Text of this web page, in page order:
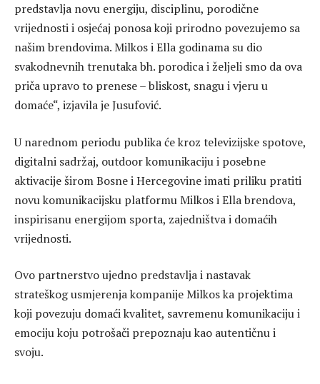
predstavlja novu energiju, disciplinu, porodične
vrijednosti i osjećaj ponosa koji prirodno povezujemo sa
našim brendovima. Milkos i Ella godinama su dio
svakodnevnih trenutaka bh. porodica i željeli smo da ova
priča upravo to prenese – bliskost, snagu i vjeru u
domaće“, izjavila je Jusufović.
U narednom periodu publika će kroz televizijske spotove,
digitalni sadržaj, outdoor komunikaciju i posebne
aktivacije širom Bosne i Hercegovine imati priliku pratiti
novu komunikacijsku platformu Milkos i Ella brendova,
inspirisanu energijom sporta, zajedništva i domaćih
vrijednosti.
Ovo partnerstvo ujedno predstavlja i nastavak
strateškog usmjerenja kompanije Milkos ka projektima
koji povezuju domaći kvalitet, savremenu komunikaciju i
emociju koju potrošači prepoznaju kao autentičnu i
svoju.